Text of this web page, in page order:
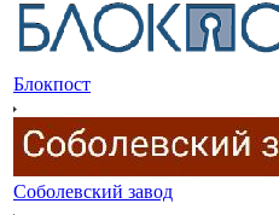
Блокпост
Соболевский завод